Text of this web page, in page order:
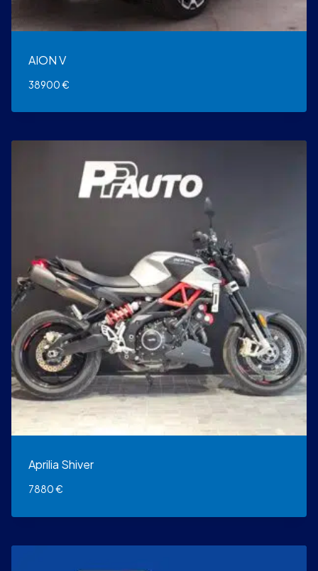
AION V
38900€
Aprilia Shiver
7880€